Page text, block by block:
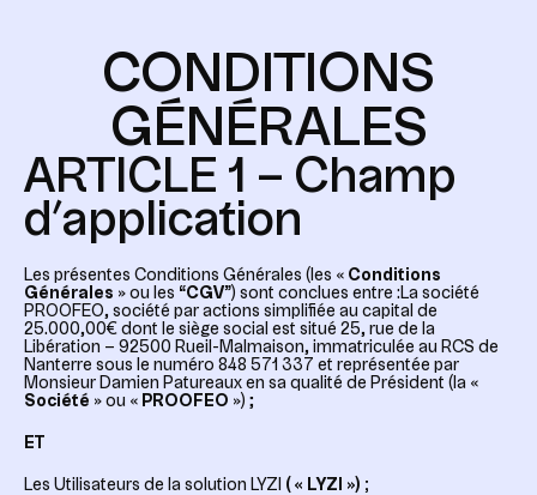
CO N D O N S
G É N É RAL ES
ARTICLE 1 – Champ
d’application
Les présentes Conditions Générales (les « Conditions
Générales » ou les “CGV”) sont conclues entre :La société
PROOFEO, société par actions simplifiée au capital de
25.000,00€ dont le siège social est situé 25, rue de la
Libération – 92500 Rueil-Malmaison, immatriculée au RCS de
Nanterre sous le numéro 848 571 337 et représentée par
Monsieur Damien Patureaux en sa qualité de Président (la «
Société » ou « PROOFEO ») ;
ET
Les Utilisateurs de la solution LYZI ( « LYZI ») ;